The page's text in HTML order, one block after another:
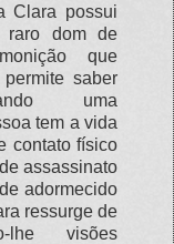
Clara possui
raro dom de
que
permite saber
uma
tem a vida
contato físico
assassinato
adormecido
ressurge de
lhe visões